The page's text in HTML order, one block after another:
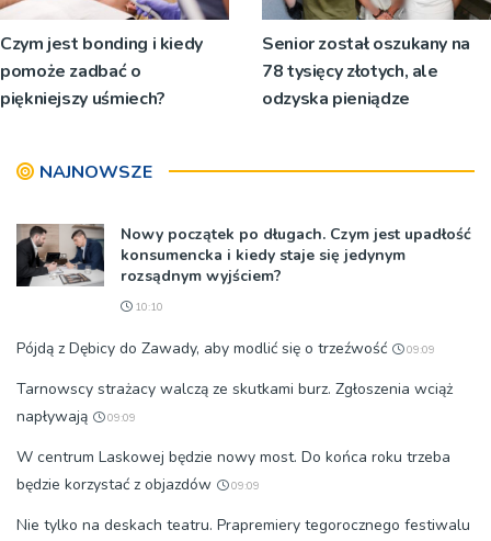
Czym jest bonding i kiedy
pomoże zadbać o
piękniejszy uśmiech?
Senior został oszukany na
78 tysięcy złotych, ale
odzyska pieniądze
NAJNOWSZE
Nowy początek po długach. Czym jest upadłość
konsumencka i kiedy staje się jedynym
rozsądnym wyjściem?
10:10
Pójdą z Dębicy do Zawady, aby modlić się o trzeźwość 09:09
Tarnowscy strażacy walczą ze skutkami burz. Zgłoszenia wciąż
napływają
09:09
W centrum Laskowej będzie nowy most. Do końca roku trzeba
będzie korzystać z objazdów
09:09
Nie tylko na deskach teatru. Prapremiery tegorocznego festiwalu